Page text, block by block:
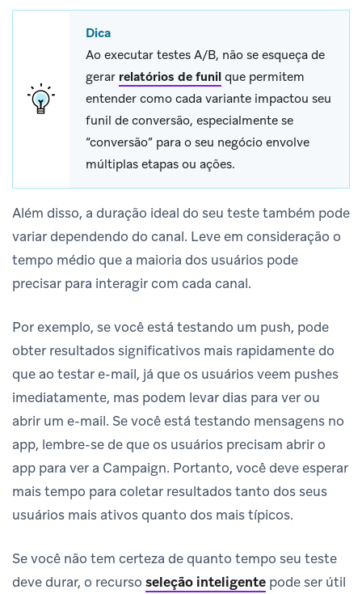
Dica
Ao executar testes A/B, não se esqueça de
gerar relatórios de funil que permitem
entender como cada variante impactou seu
funil de conversão, especialmente se
“conversão” para o seu negócio envolve
múltiplas etapas ou ações.
Além disso, a duração ideal do seu teste também pode
variar dependendo do canal. Leve em consideração o
tempo médio que a maioria dos usuários pode
precisar para interagir com cada canal.
Por exemplo, se você está testando um push, pode
obter resultados significativos mais rapidamente do
que ao testar e-mail, já que os usuários veem pushes
imediatamente, mas podem levar dias para ver ou
abrir um e-mail. Se você está testando mensagens no
app, lembre-se de que os usuários precisam abrir o
app para ver a Campaign. Portanto, você deve esperar
mais tempo para coletar resultados tanto dos seus
usuários mais ativos quanto dos mais típicos.
Se você não tem certeza de quanto tempo seu teste
deve durar, o recurso seleção inteligente pode ser útil